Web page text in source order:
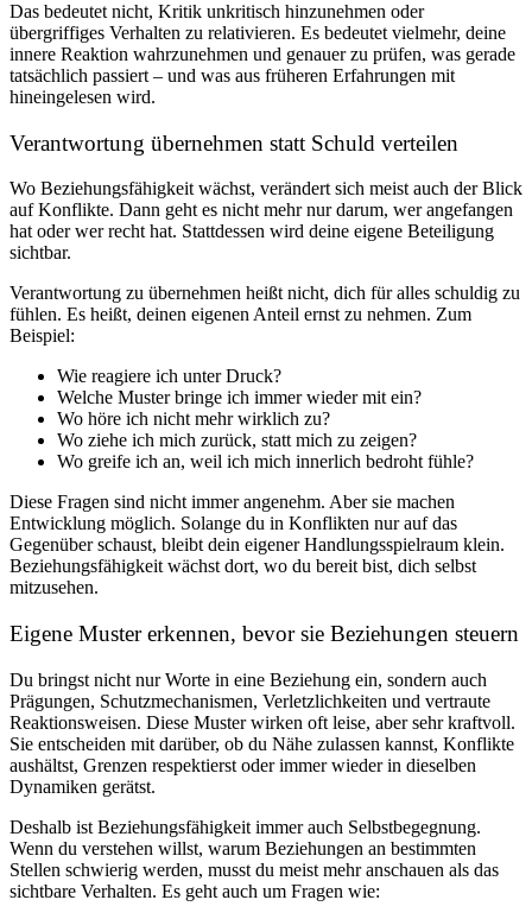
Das bedeutet nicht, Kritik unkritisch hinzunehmen oder
übergriffiges Verhalten zu relativieren. Es bedeutet vielmehr, deine
innere Reaktion wahrzunehmen und genauer zu prüfen, was gerade
tatsächlich passiert – und was aus früheren Erfahrungen mit
hineingelesen wird.
Verantwortung übernehmen statt Schuld verteilen
Wo Beziehungsfähigkeit wächst, verändert sich meist auch der Blick
auf Konflikte. Dann geht es nicht mehr nur darum, wer angefangen
hat oder wer recht hat. Stattdessen wird deine eigene Beteiligung
sichtbar.
Verantwortung zu übernehmen heißt nicht, dich für alles schuldig zu
fühlen. Es heißt, deinen eigenen Anteil ernst zu nehmen. Zum
Beispiel:
Wie reagiere ich unter Druck?
Welche Muster bringe ich immer wieder mit ein?
Wo höre ich nicht mehr wirklich zu?
Wo ziehe ich mich zurück, statt mich zu zeigen?
Wo greife ich an, weil ich mich innerlich bedroht fühle?
Diese Fragen sind nicht immer angenehm. Aber sie machen
Entwicklung möglich. Solange du in Konflikten nur auf das
Gegenüber schaust, bleibt dein eigener Handlungsspielraum klein.
Beziehungsfähigkeit wächst dort, wo du bereit bist, dich selbst
mitzusehen.
Eigene Muster erkennen, bevor sie Beziehungen steuern
Du bringst nicht nur Worte in eine Beziehung ein, sondern auch
Prägungen, Schutzmechanismen, Verletzlichkeiten und vertraute
Reaktionsweisen. Diese Muster wirken oft leise, aber sehr kraftvoll.
Sie entscheiden mit darüber, ob du Nähe zulassen kannst, Konflikte
aushältst, Grenzen respektierst oder immer wieder in dieselben
Dynamiken gerätst.
Deshalb ist Beziehungsfähigkeit immer auch Selbstbegegnung.
Wenn du verstehen willst, warum Beziehungen an bestimmten
Stellen schwierig werden, musst du meist mehr anschauen als das
sichtbare Verhalten. Es geht auch um Fragen wie: